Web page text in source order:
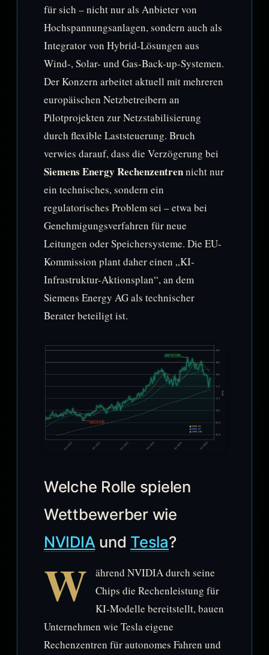
für sich – nicht nur als Anbieter von
Hochspannungsanlagen, sondern auch als
Integrator von Hybrid-Lösungen aus
Wind-, Solar- und Gas-Back-up-Systemen.
Der Konzern arbeitet aktuell mit mehreren
europäischen Netzbetreibern an
Pilotprojekten zur Netzstabilisierung
durch flexible Laststeuerung. Bruch
verwies darauf, dass die Verzögerung bei
Siemens Energy Rechenzentrennicht nur
ein technisches, sondern ein
regulatorisches Problem sei – etwa bei
Genehmigungsverfahren für neue
Leitungen oder Speichersysteme. Die EU-
Kommission plant daher einen „KI-
Infrastruktur-Aktionsplan“, an dem
Siemens Energy AG als technischer
Berater beteiligt ist.
Welche Rolle spielen
Wettbewerber wie
NVIDIAund Tesla?
W
ährend NVIDIA durch seine
Chips die Rechenleistung für
KI-Modelle bereitstellt, bauen
Unternehmen wie Tesla eigene
Rechenzentren für autonomes Fahren und